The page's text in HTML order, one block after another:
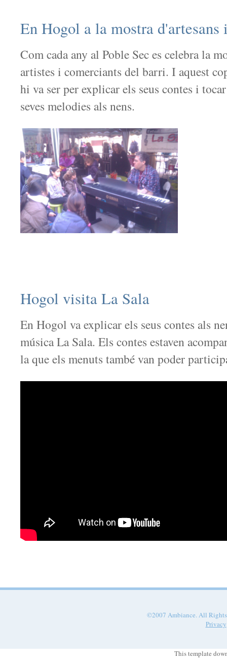
En Hogol a la mostra d'artesans
Com cada any al Poble Sec es celebra la
artistes i comerciants del barri. I aquest
hi va ser per explicar els seus contes i
seves melodies als nens.
Hogol visita La Sala
En Hogol va explicar els seus contes als
música La Sala. Els contes estaven
la que els menuts també van poder
©2007 Ambiance. All
Privacy
This template